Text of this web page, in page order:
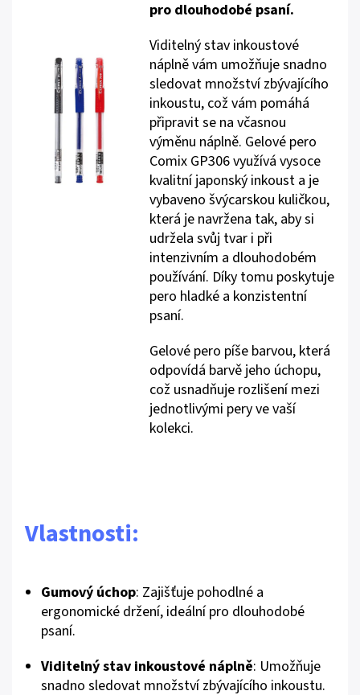
pro dlouhodobé psaní.
Viditelný stav inkoustové
náplně vám umožňuje snadno
sledovat množství zbývajícího
inkoustu, což vám pomáhá
připravit se na včasnou
výměnu náplně. Gelové pero
Comix GP306 využívá vysoce
kvalitní japonský inkoust a je
vybaveno švýcarskou kuličkou,
která je navržena tak, aby si
udržela svůj tvar i při
intenzivním a dlouhodobém
používání. Díky tomu poskytuje
pero hladké a konzistentní
psaní.
Gelové pero píše barvou, která
odpovídá barvě jeho úchopu,
což usnadňuje rozlišení mezi
jednotlivými pery ve vaší
kolekci.
Vlastnosti:
Gumový úchop: Zajišťuje pohodlné a
ergonomické držení, ideální pro dlouhodobé
psaní.
Viditelný stav inkoustové náplně: Umožňuje
snadno sledovat množství zbývajícího inkoustu.